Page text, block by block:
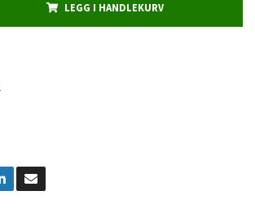
LEGG I HANDLEKURV